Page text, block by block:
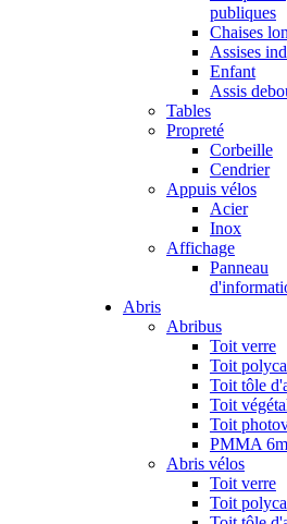
publiques
Chaises
Assises
Enfant
Assis
Tables
Propreté
Corbeille
Cendrier
Appuis vélos
Acier
Inox
Affichage
Panneau
Abris
Abribus
Toit verre
Toit
Toit tôle
Toit
Toit
PMMA
Abris vélos
Toit verre
Toit